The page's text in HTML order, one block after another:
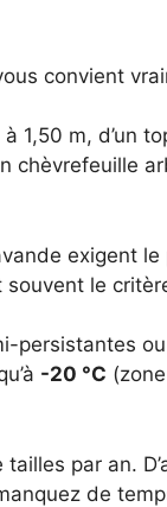
convient
1,50 m, d’un
chèvrefeuille
exigent
souvent le
persistantes
-20 °C
par an.
de